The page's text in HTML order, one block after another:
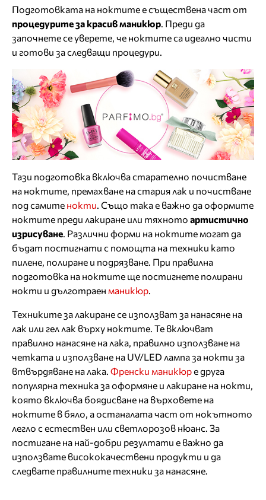
Подготовката на ноктите е съществена част от
процедурите за красив маникюр. Преди да
започнете се уверете, че ноктите са идеално чисти
и готови за следващи процедури.
Тази подготовка включва старателно почистване
на ноктите, премахване на стария лак и почистване
под самите нокти. Също така е важно да оформите
ноктите преди лакиране или тяхното артистично
изрисуване. Различни форми на ноктите могат да
бъдат постигнати с помощта на техники като
пилене, полиране и подрязване. При правилна
подготовка на ноктите ще постигнете полирани
нокти и дълготраен маникюр.
Техниките за лакиране се използват за нанасяне на
лак или гел лак върху ноктите. Те включват
правилно нанасяне на лака, правилно използване на
четката и използване на UV/LED лампа за нокти за
втвърдяване на лака. Френски маникюре друга
популярна техника за оформяне и лакиране на нокти,
която включва боядисване на върховете на
ноктите в бяло, а останалата част от нокътното
легло с естествен или светлорозов нюанс. За
постигане на най-добри резултати е важно да
използвате висококачествени продукти и да
следвате правилните техники за нанасяне.